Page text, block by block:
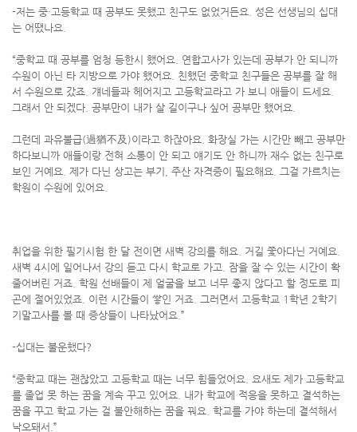
-저는 중·고등학교 때 공부도 못했고 친구도 없었거든요. 성은 선생님의 십대
는 어땠나요.
“중학교 때 공부를 엄청 등한시 했어요. 연합고사가 있는데 공부가 안 되니까
수원이 아닌 타 지방으로 가야 했어요. 친했던 중학교 친구들은 공부를 잘 해
서 수원으로 갔죠. 걔네들과 헤어지고 고등학교라고 가 보니 애들이 드세요.
그래서 안 되겠다. 공부만이 내가 살 길이구나 싶어 공부만 했어요.
그런데 과유불급(過猶不及)이라고 하잖아요. 화장실 가는 시간만 빼고 공부만
하다보니까 애들이랑 전혀 소통이 안 되고 얘기도 안 하니까 재수 없는 친구로
보인 거예요. 제가 다닌 상고는 부기, 주산 자격증이 필요해요. 그걸 가르치는
학원이 수원에 있어요.
취업을 위한 필기시험 한 달 전이면 새벽 강의를 해요. 거길 쫓아다닌 거예요.
새벽 4시에 일어나서 강의 듣고 다시 학교로 가고. 잠을 잘 수 있는 시간이 확
줄어버린 거죠. 학원 선배들이 제 얼굴을 보고 너무 좋지 않다고 할 정도로 피
곤에 절어있었죠. 이런 시간들이 쌓인 거죠. 그러면서 고등학교 1학년 2학기
기말고사를 볼 때 증상들이 나타났어요.”
-십대는 불운했다?
“중학교 때는 괜찮았고 고등학교 때는 너무 힘들었어요. 요새도 제가 고등학교
를 졸업 못 하는 꿈을 계속 꾸고 있어요. 내가 학교에 적응을 못하고 결석하는
꿈을 꾸고 학교 가는 걸 불안해하는 꿈을 꿔요. 학교를 가야 하는데 결석해서
낙오돼서.”